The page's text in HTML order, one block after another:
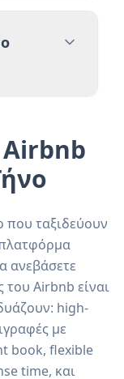
Airbnb
που ταξιδεύουν
ανεβάσετε
του Airbnb είναι
high-
με
book, flexible
time, και